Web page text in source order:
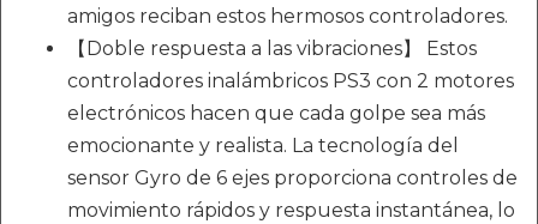
amigos reciban estos hermosos controladores.
【Doble respuesta a las vibraciones】 Estos
controladores inalámbricos PS3 con 2 motores
electrónicos hacen que cada golpe sea más
emocionante y realista. La tecnología del
sensor Gyro de 6 ejes proporciona controles de
movimiento rápidos y respuesta instantánea, lo